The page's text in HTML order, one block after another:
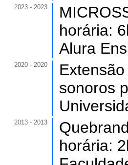
2023 - 2023
horária:
Alura
2020 - 2020
sonoros
2013 - 2013
horária: